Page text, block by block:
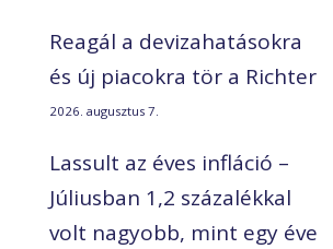
Reagál a devizahatásokra
és új piacokra tör a Richter
2026. augusztus 7.
Lassult az éves infláció –
Júliusban 1,2 százalékkal
volt nagyobb, mint egy éve